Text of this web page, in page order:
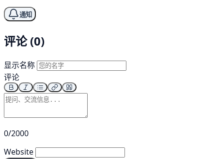
通知
评论 (0)
显示名称
评论
0/2000
Website